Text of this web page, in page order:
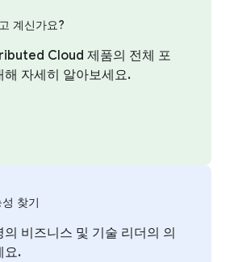
계신가요?
Cloud 제품의 전체 포
해 자세히 알아보세요.
찾기
비즈니스 및 기술 리더의 의
요.